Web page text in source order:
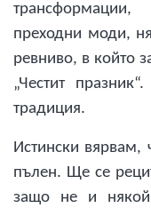
преходни моди,
ревниво, в който
„Честит
традиция.
Истински
пълен. Ще се
защо не и